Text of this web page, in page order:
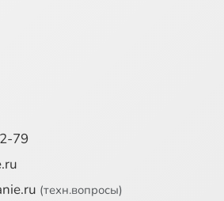
79
(техн.вопросы)